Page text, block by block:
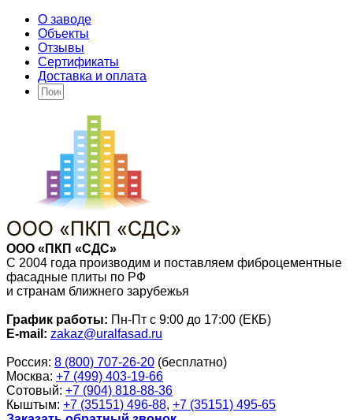
О заводе
Объекты
Отзывы
Сертификаты
Доставка и оплата
ООО «ПКП «СДС»
С 2004 года производим и поставляем фиброцементные
фасадные плиты по РФ
и странам ближнего зарубежья
График работы: Пн-Пт с 9:00 до 17:00 (ЕКБ)
E-mail: zakaz@uralfasad.ru
Россия: 8 (800) 707-26-20 (бесплатно)
Москва: +7 (499) 403-19-66
Сотовый: +7 (904) 818-88-36
Кыштым: +7 (35151) 496-88, +7 (35151) 495-65